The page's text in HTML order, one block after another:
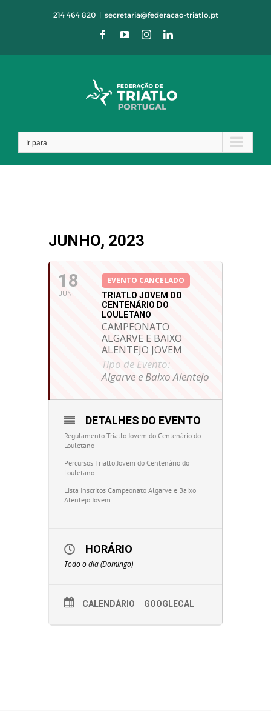
214 464 820 | secretaria@federacao-triatlo.pt
FacebookYouTubeInstagramLinkedIn
Ir para...
JUNHO, 2023
18
JUN
EVENTO CANCELADO
TRIATLO JOVEM DO
CENTENÁRIO DO
LOULETANO
CAMPEONATO
ALGARVE E BAIXO
ALENTEJO JOVEM
Tipo de Evento:
Algarve e Baixo Alentejo
DETALHES DO EVENTO
Regulamento Triatlo Jovem do Centenário do
Louletano
Percursos Triatlo Jovem do Centenário do
Louletano
Lista Inscritos Campeonato Algarve e Baixo
Alentejo Jovem
HORÁRIO
Todo o dia (Domingo)
CALENDÁRIO GOOGLECAL